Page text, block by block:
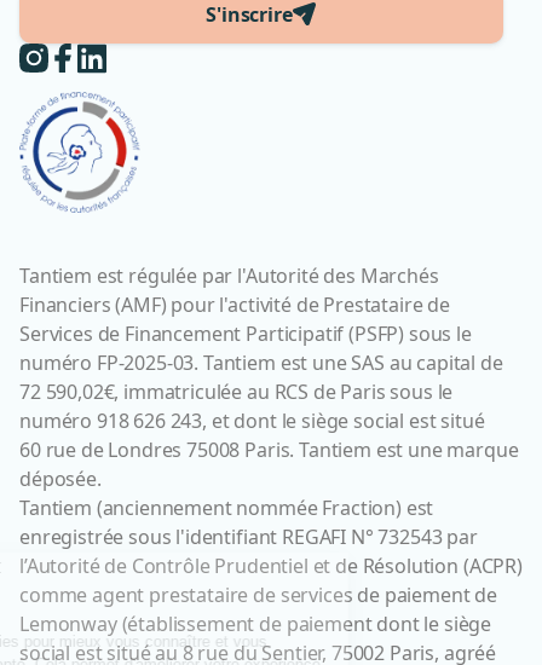
S'inscrire
Tantiem est régulée par l'Autorité des Marchés
Financiers (AMF) pour l'activité de Prestataire de
Services de Financement Participatif (PSFP) sous le
numéro FP-2025-03. Tantiem est une SAS au capital de
72 590,02€, immatriculée au RCS de Paris sous le
numéro 918 626 243, et dont le siège social est situé
60 rue de Londres 75008 Paris. Tantiem est une marque
déposée.
Tantiem (anciennement nommée Fraction) est
enregistrée sous l'identifiant REGAFI N° 732543 par
l’Autorité de Contrôle Prudentiel et de Résolution (ACPR)
comme agent prestataire de services de paiement de
Lemonway (établissement de paiement dont le siège
social est situé au 8 rue du Sentier, 75002 Paris, agréé